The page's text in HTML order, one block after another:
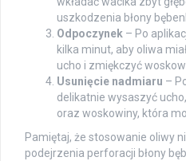
uszkodzenia błony
Odpoczynek – Po
kilka minut, aby oliwa
ucho i zmiękczyć
Usunięcie nadmiaru –
delikatnie wysaszyć
oraz woskowiny, która
Pamiętaj, że stosowanie oliwy
podejrzenia perforacji błony